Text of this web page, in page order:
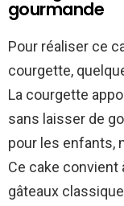
gourmande
Pour réaliser ce
courgette,
La courgette
sans laisser de
pour les enfants,
Ce cake convient
gâteaux